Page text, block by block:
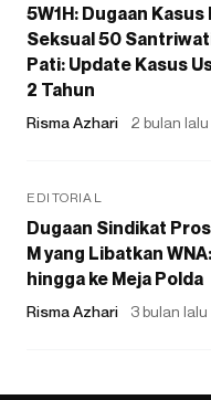
5W1H: Dugaan
Seksual 50
Pati: Update Kasus
2 Tahun
Risma Azhari 2 bulan lalu
EDITORIAL
Dugaan Sindikat
M yang Libatkan
hingga ke Meja Polda
Risma Azhari 3 bulan lalu